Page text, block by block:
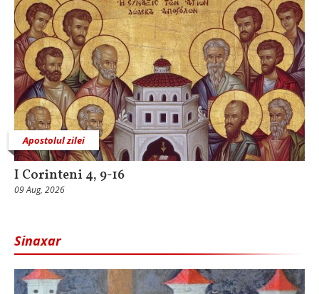
Apostolul zilei
I Corinteni 4, 9-16
09 Aug, 2026
Sinaxar